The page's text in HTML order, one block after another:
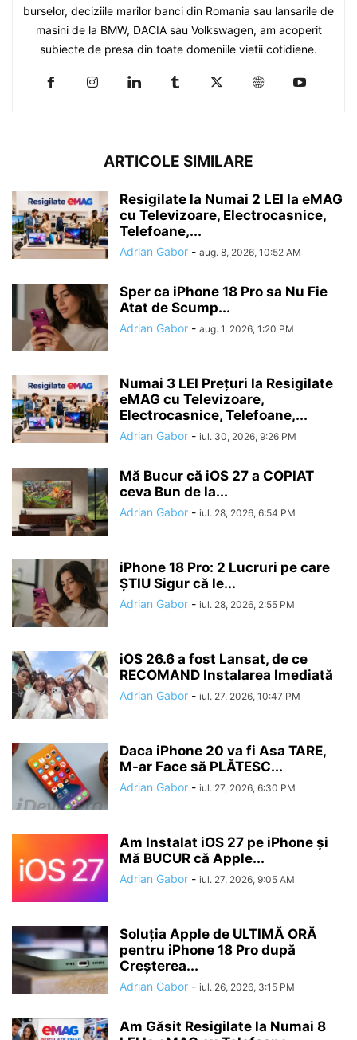
burselor, deciziile marilor banci din Romania sau lansarile de
masini de la BMW, DACIA sau Volkswagen, am acoperit
subiecte de presa din toate domeniile vietii cotidiene.
ARTICOLE SIMILARE
Resigilate la Numai 2 LEI la eMAG
cu Televizoare, Electrocasnice,
Telefoane,...
Adrian Gabor - aug. 8, 2026, 10:52 AM
Sper ca iPhone 18 Pro sa Nu Fie
Atat de Scump...
Adrian Gabor - aug. 1, 2026, 1:20 PM
Numai 3 LEI Prețuri la Resigilate
eMAG cu Televizoare,
Electrocasnice, Telefoane,...
Adrian Gabor - iul. 30, 2026, 9:26 PM
Mă Bucur că iOS 27 a COPIAT
ceva Bun de la...
Adrian Gabor - iul. 28, 2026, 6:54 PM
iPhone 18 Pro: 2 Lucruri pe care
ȘTIU Sigur că le...
Adrian Gabor - iul. 28, 2026, 2:55 PM
iOS 26.6 a fost Lansat, de ce
RECOMAND Instalarea Imediată
Adrian Gabor - iul. 27, 2026, 10:47 PM
Daca iPhone 20 va fi Asa TARE,
M-ar Face să PLĂTESC...
Adrian Gabor - iul. 27, 2026, 6:30 PM
Am Instalat iOS 27 pe iPhone și
Mă BUCUR că Apple...
Adrian Gabor - iul. 27, 2026, 9:05 AM
Soluția Apple de ULTIMĂ ORĂ
pentru iPhone 18 Pro după
Creșterea...
Adrian Gabor - iul. 26, 2026, 3:15 PM
Am Găsit Resigilate la Numai 8